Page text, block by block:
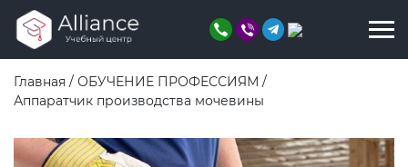
Главная / ОБУЧЕНИЕ ПРОФЕССИЯМ /
Аппаратчик производства мочевины